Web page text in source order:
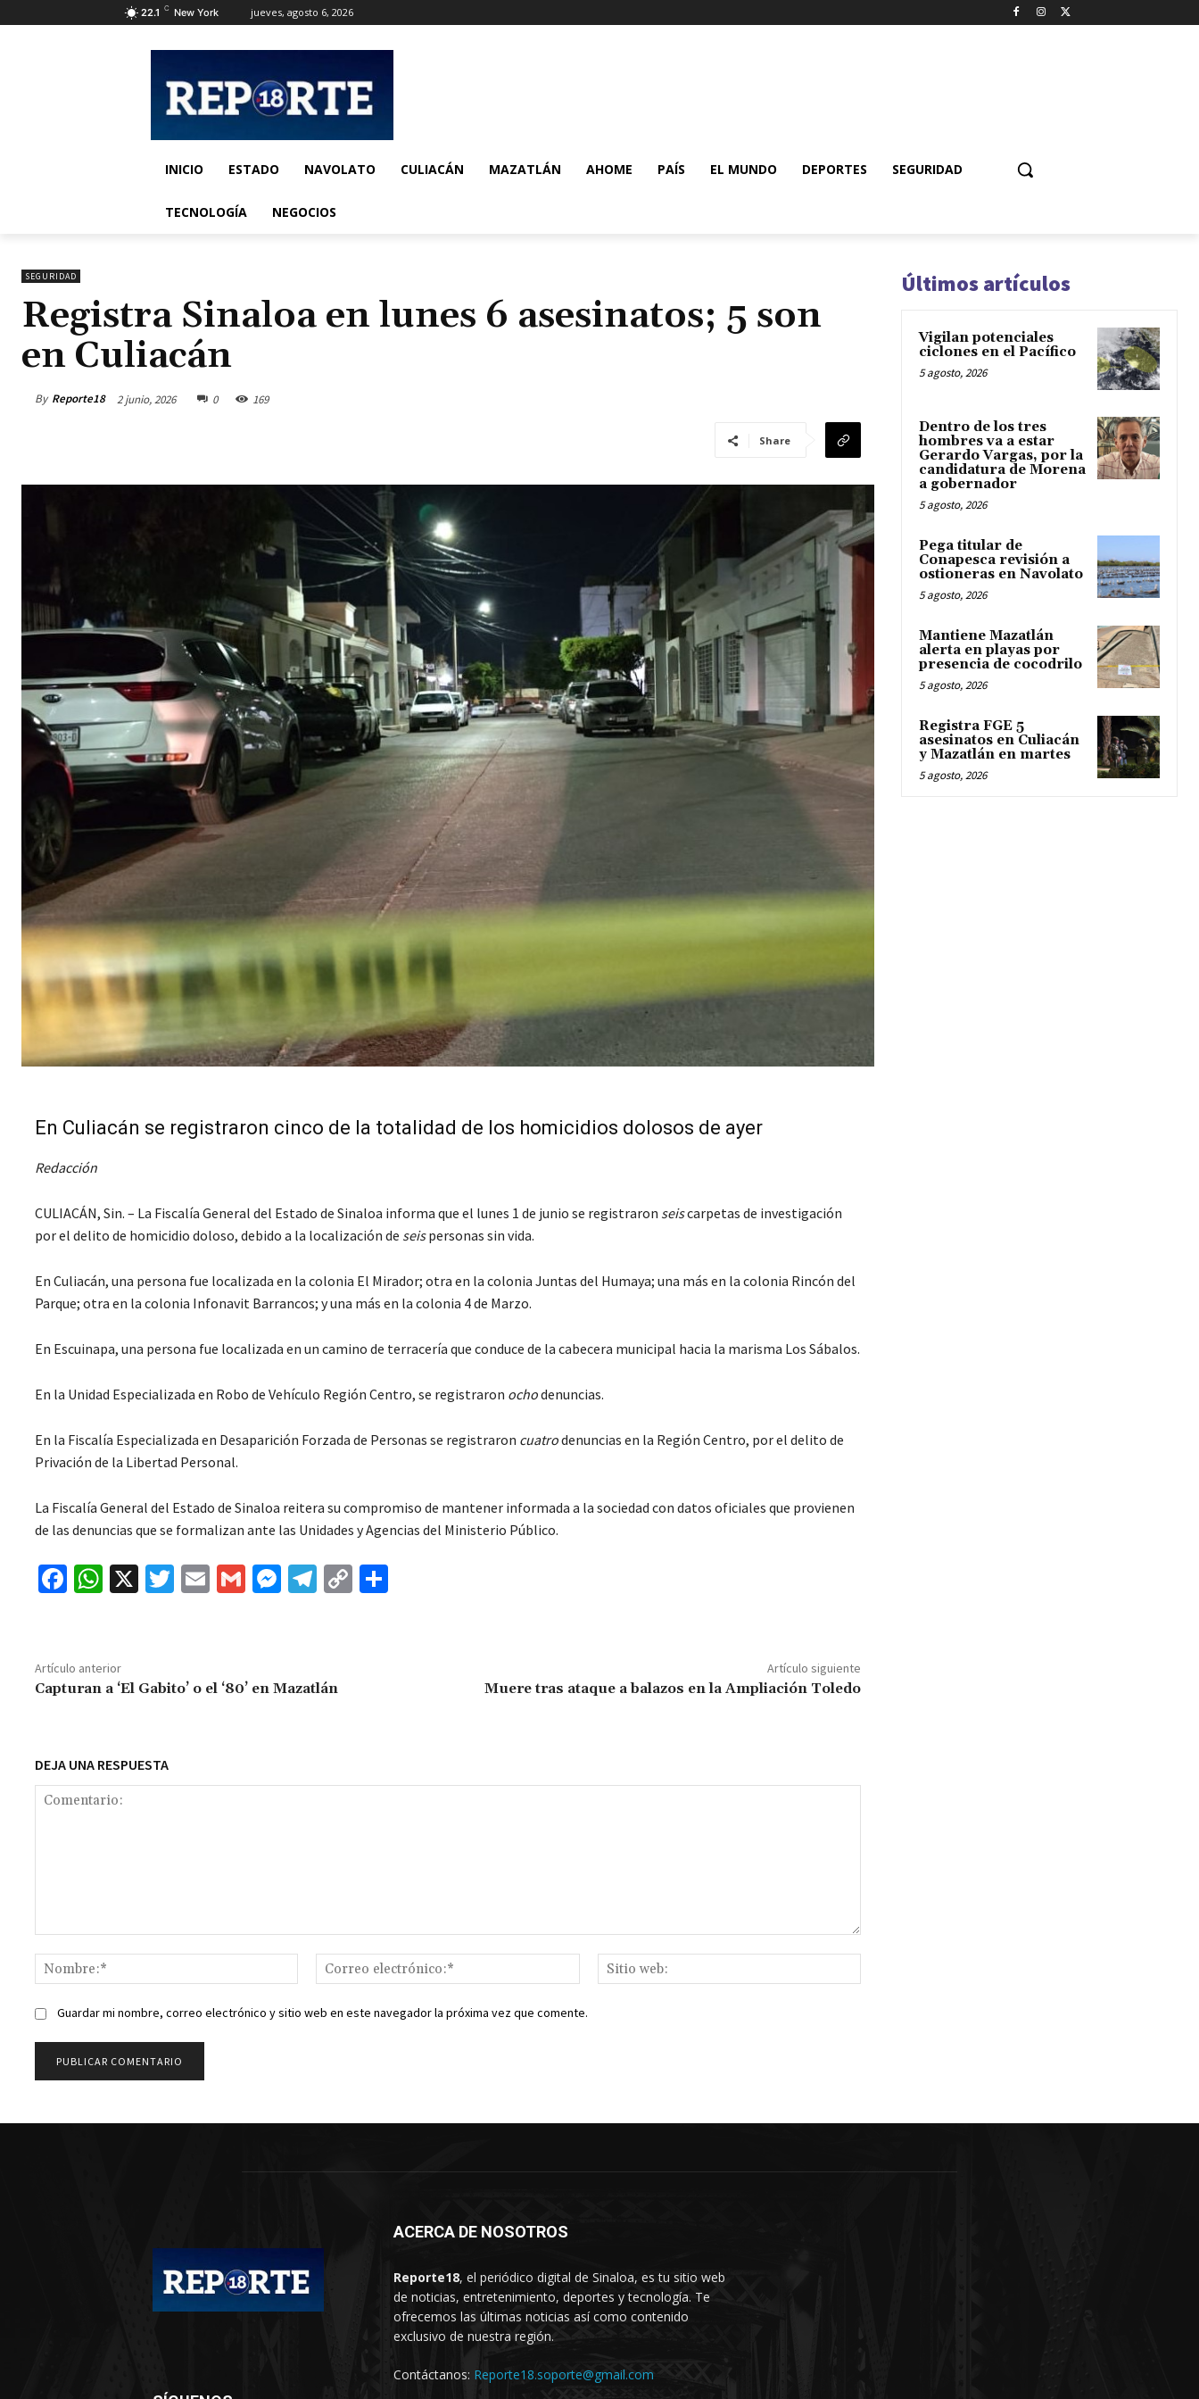
22.1 C New York jueves, agosto 6, 2026
INICIO ESTADO NAVOLATO CULIACÁN MAZATLÁN AHOME PAÍS EL MUNDO DEPORTES SEGURIDAD
TECNOLOGÍA NEGOCIOS
SEGURIDAD
Registra Sinaloa en lunes 6 asesinatos; 5 son
en Culiacán
By Reporte18 2 junio, 2026 0 169
Share
En Culiacán se registraron cinco de la totalidad de los homicidios dolosos de ayer
Redacción
CULIACÁN, Sin. – La Fiscalía General del Estado de Sinaloa informa que el lunes 1 de junio se registraron seiscarpetas de investigación
por el delito de homicidio doloso, debido a la localización de seispersonas sin vida.
En Culiacán, una persona fue localizada en la colonia El Mirador; otra en la colonia Juntas del Humaya; una más en la colonia Rincón del
Parque; otra en la colonia Infonavit Barrancos; y una más en la colonia 4 de Marzo.
En Escuinapa, una persona fue localizada en un camino de terracería que conduce de la cabecera municipal hacia la marisma Los Sábalos.
En la Unidad Especializada en Robo de Vehículo Región Centro, se registraron ochodenuncias.
En la Fiscalía Especializada en Desaparición Forzada de Personas se registraron cuatrodenuncias en la Región Centro, por el delito de
Privación de la Libertad Personal.
La Fiscalía General del Estado de Sinaloa reitera su compromiso de mantener informada a la sociedad con datos oficiales que provienen
de las denuncias que se formalizan ante las Unidades y Agencias del Ministerio Público.
Fa
o
o
W
sA
p
X
T
E
G
M
ge
Te
m
C
Artículo anterior
Capturan a ‘El Gabito’ o el ‘80’ en Mazatlán
Artículo siguiente
Muere tras ataque a balazos en la Ampliación Toledo
DEJA UNA RESPUESTA
Nombre:*
Correo
electrónico:*
web:
Guardar mi nombre, correo electrónico y sitio web en este navegador la próxima vez que comente.
Últimos artículos
Vigilan potenciales
ciclones en el Pacífico
5 agosto, 2026
Dentro de los tres
hombres va a estar
Gerardo Vargas, por la
candidatura de Morena
a gobernador
5 agosto, 2026
Pega titular de
Conapesca revisión a
ostioneras en Navolato
5 agosto, 2026
Mantiene Mazatlán
alerta en playas por
presencia de cocodrilo
5 agosto, 2026
Registra FGE 5
asesinatos en Culiacán
y Mazatlán en martes
5 agosto, 2026
ACERCA DE NOSOTROS
Reporte18, el periódico digital de Sinaloa, es tu sitio web
de noticias, entretenimiento, deportes y tecnología. Te
ofrecemos las últimas noticias así como contenido
exclusivo de nuestra región.
Contáctanos: Reporte18.soporte@gmail.com